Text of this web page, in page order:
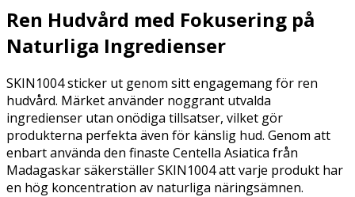
Ren Hudvård med Fokusering på
Naturliga Ingredienser
SKIN1004 sticker ut genom sitt engagemang för ren
hudvård. Märket använder noggrant utvalda
ingredienser utan onödiga tillsatser, vilket gör
produkterna perfekta även för känslig hud. Genom att
enbart använda den finaste Centella Asiatica från
Madagaskar säkerställer SKIN1004 att varje produkt har
en hög koncentration av naturliga näringsämnen.